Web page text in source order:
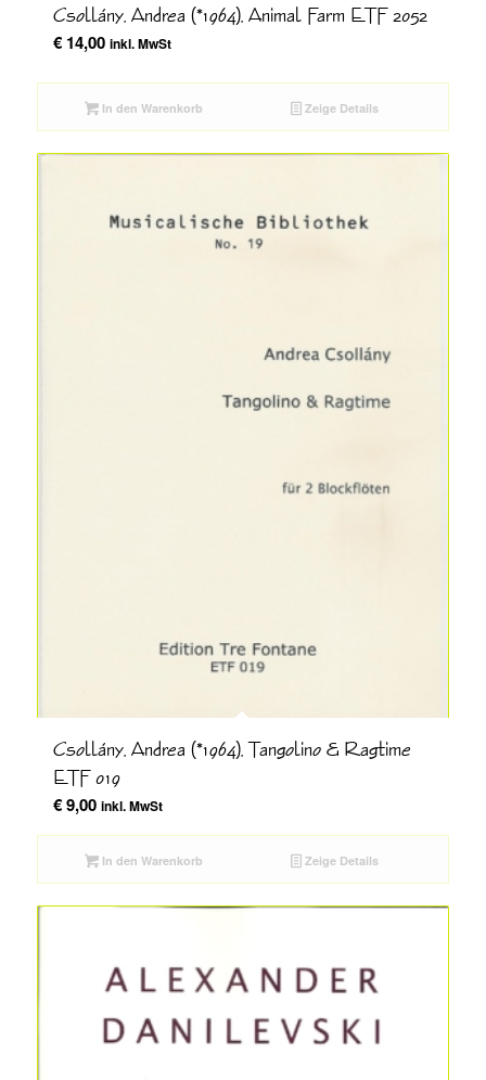
Csollány, Andrea (*1964), Animal Farm ETF 2052
€14,00 inkl. MwSt
In den Warenkorb Zeige Details
Csollány, Andrea (*1964), Tangolino & Ragtime
ETF 019
€9,00 inkl. MwSt
In den Warenkorb Zeige Details